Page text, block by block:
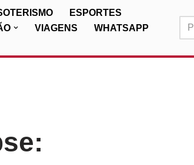
ESPORTES
VIAGENS
WHATSAPP